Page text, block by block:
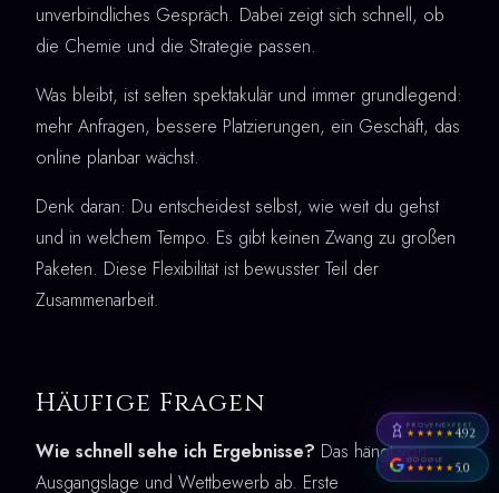
unverbindliches Gespräch. Dabei zeigt sich schnell, ob
die Chemie und die Strategie passen.
Was bleibt, ist selten spektakulär und immer grundlegend:
mehr Anfragen, bessere Platzierungen, ein Geschäft, das
online planbar wächst.
Denk daran: Du entscheidest selbst, wie weit du gehst
und in welchem Tempo. Es gibt keinen Zwang zu großen
Paketen. Diese Flexibilität ist bewusster Teil der
Zusammenarbeit.
Häufige Fragen
Wie schnell sehe ich Ergebnisse? Das hängt von
Ausgangslage und Wettbewerb ab. Erste
PROVENEXPERT
★★★★★4,92
GOOGLE
★★★★★5,0